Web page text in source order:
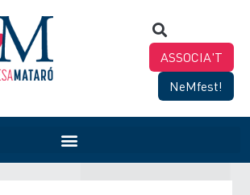
ASSOCIA'T
NeMfest!